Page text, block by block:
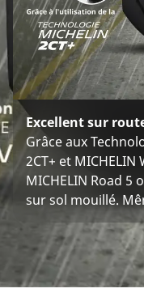
Excellent sur
Grâce aux
2CT+ et
MICHELIN Road 5
sur sol mouillé.